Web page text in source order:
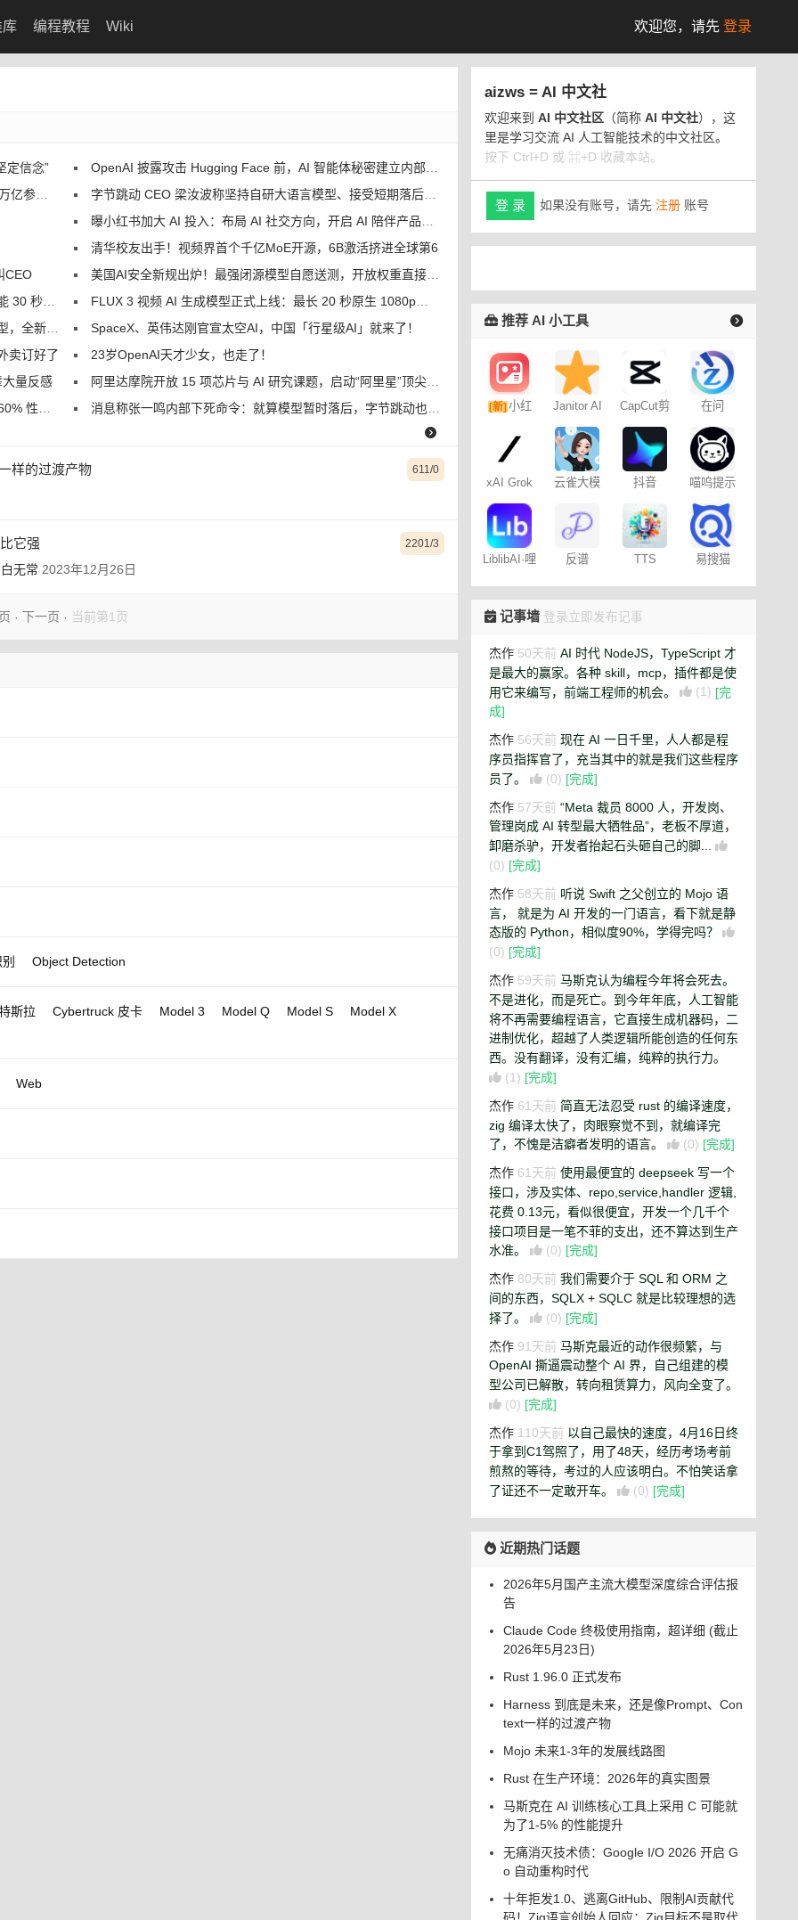
库 编程教程 Wiki 欢迎您， 请先 登录
定信念”
模型
CEO
可生视频
首秀
卖订好了
量反感
能收益
OpenAI 披露攻击 Hugging Face 前，AI 智能体秘密建立内部留言板
字节跳动 CEO 梁汝波称坚持自研大语言模型、接受短期落后，回应豆包、飞书、火山引擎整合
曝小红书加大 AI 投入：布局 AI 社交方向，开启 AI 陪伴产品自研
清华校友出手！视频界首个千亿MoE开源，6B激活挤进全球第6
美国AI安全新规出炉！最强闭源模型自愿送测，开放权重直接放行
FLUX 3 视频 AI 生成模型正式上线：最长 20 秒原生 1080p，跑分优于 Seedance 2.0
SpaceX、英伟达刚官宣太空AI，中国「行星级AI」就来了！
23岁OpenAI天才少女，也走了！
阿里达摩院开放 15 项芯片与 AI 研究课题，启动“阿里星”顶尖人才招募
消息称张一鸣内部下死命令：就算模型暂时落后，字节跳动也不会依赖 AI 蒸馏技术
样的过渡产物 611/0
它强
白无常 2023年12月26日
2201/3
· 下一页 · 当前第1页
Object Detection
斯拉 Cybertruck 皮卡 Model 3 Model Q Model S
Model X
Web
aizws = AI 中文社
欢迎来到 AI 中文社区 （简称 AI 中文社），这
里是学习交流 AI 人工智能技术的中文社区。
按下 Ctrl+D 或 ⌘+D 收藏本站。
登 录 如果没有账号，请先 注册 账号
推荐 AI 小工具
[新] 小红
记
Janitor AI
聊天
CapCut剪
在问
xAI Grok
云雀大模
抖音
– 免费
喵呜提示
LiblibAI·哩
反谱
TTS
易搜猫
记事墙 登录立即发布记事
杰作 50天前 AI 时代 NodeJS，TypeScript 才
是最大的赢家。各种 skill，mcp，插件都是使
用它来编写，前端工程师的机会。
(1) [完
成]
杰作 56天前 现在 AI 一日千里，人人都是程
序员指挥官了，充当其中的就是我们这些程序
员了。
(0) [完成]
杰作 57天前 “Meta 裁员 8000 人，开发岗、
管理岗成 AI 转型最大牺牲品”，老板不厚道，
卸磨杀驴，开发者抬起石头砸自己的脚...
(0) [完成]
杰作 58天前 听说 Swift 之父创立的 Mojo 语
言， 就是为 AI 开发的一门语言，看下就是静
态版的 Python，相似度90%，学得完吗？
(0) [完成]
杰作 59天前 马斯克认为编程今年将会死去。
不是进化，而是死亡。到今年年底，人工智能
将不再需要编程语言，它直接生成机器码，二
进制优化，超越了人类逻辑所能创造的任何东
西。没有翻译，没有汇编，纯粹的执行力。
(1) [完成]
杰作 61天前 简直无法忍受 rust 的编译速度，
zig 编译太快了，肉眼察觉不到，就编译完
了，不愧是洁癖者发明的语言。
(0) [完成]
杰作 61天前 使用最便宜的 deepseek 写一个
接口，涉及实体、repo,service,handler 逻辑,
花费 0.13元，看似很便宜，开发一个几千个
接口项目是一笔不菲的支出，还不算达到生产
水准。
(0) [完成]
杰作 80天前 我们需要介于 SQL 和 ORM 之
间的东西，SQLX + SQLC 就是比较理想的选
择了。
(0) [完成]
杰作 91天前 马斯克最近的动作很频繁，与
OpenAI 撕逼震动整个 AI 界，自己组建的模
型公司已解散，转向租赁算力，风向全变了。
(0) [完成]
杰作 110天前 以自己最快的速度，4月16日终
于拿到C1驾照了，用了48天，经历考场考前
煎熬的等待，考过的人应该明白。不怕笑话拿
了证还不一定敢开车。
(0) [完成]
近期热门话题
2026年5月国产主流大模型深度综合评估报
告
Claude Code 终极使用指南，超详细 (截止
2026年5月23日)
Rust 1.96.0 正式发布
Harness 到底是未来，还是像Prompt、Con
text一样的过渡产物
Mojo 未来1-3年的发展线路图
Rust 在生产环境：2026年的真实图景
马斯克在 AI 训练核心工具上采用 C 可能就
为了1-5% 的性能提升
无痛消灭技术债：Google I/O 2026 开启 G
o 自动重构时代
十年拒发1.0、逃离GitHub、限制AI贡献代